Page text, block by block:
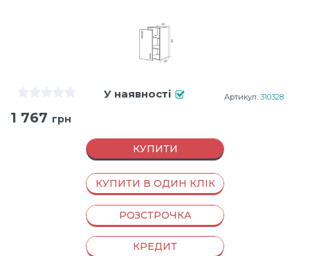
У наявності Артикул: 310328
1 767 грн
КУПИТИ
КУПИТИ В ОДИН КЛІК
РОЗСТРОЧКА
КРЕДИТ